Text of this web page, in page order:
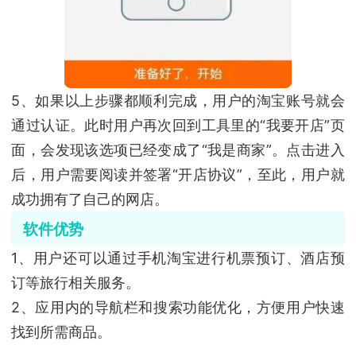
5、如果以上步骤都顺利完成，用户的淘宝账号就会
通过认证。此时用户再次回到工具里的“我要开店”页
面，会发现该选项已经变成了“我是商家”。点击进入
后，用户需要阅读并签署“开店协议”，至此，用户就
成功拥有了自己的网店。
软件优势
1、用户还可以通过手机淘宝进行机票预订、酒店预
订等旅行相关服务。
2、应用内的导航栏和搜索功能优化，方便用户快速
找到所需商品。